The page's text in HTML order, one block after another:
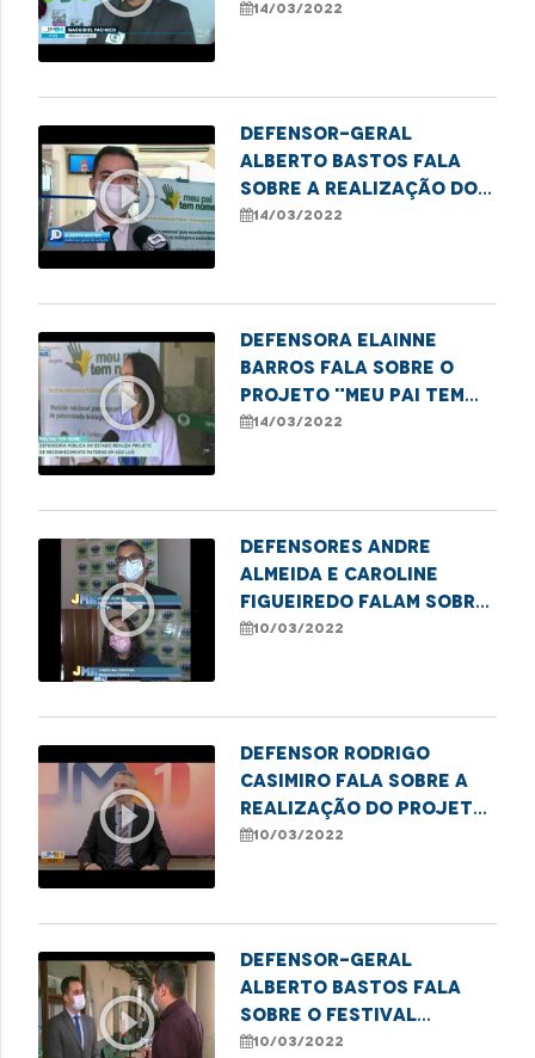
Nome" realizado no dia
14/03/2022
play_circle_outline
Defensor-geral
Alberto Bastos fala
sobre a realização do
mutirão de
14/03/2022
play_circle_outline
Defensora Elainne
Barros fala sobre o
projeto "Meu Pai tem
Nome" realizado no dia
14/03/2022
play_circle_outline
Defensores Andre
Almeida e Caroline
Figueiredo falam sobre
homenagem ao Dia
10/03/2022
play_circle_outline
Defensor Rodrigo
Casimiro fala sobre a
realização do projeto
"Meu Pai tem Nome" em
10/03/2022
play_circle_outline
Defensor-geral
Alberto Bastos fala
sobre o festival
"defensoriaDELAS"
10/03/2022